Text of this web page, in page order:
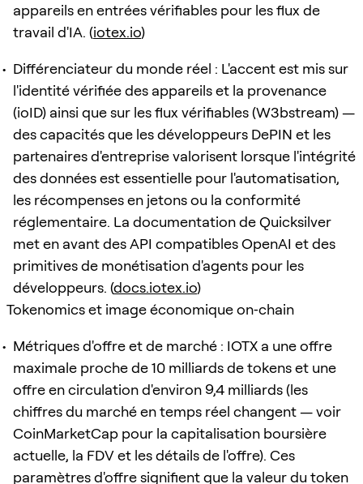
appareils en entrées vérifiables pour les flux de
travail d'IA. (iotex.io)
Différenciateur du monde réel : L'accent est mis sur
l'identité vérifiée des appareils et la provenance
(ioID) ainsi que sur les flux vérifiables (W3bstream) —
des capacités que les développeurs DePIN et les
partenaires d'entreprise valorisent lorsque l'intégrité
des données est essentielle pour l'automatisation,
les récompenses en jetons ou la conformité
réglementaire. La documentation de Quicksilver
met en avant des API compatibles OpenAI et des
primitives de monétisation d'agents pour les
développeurs. (docs.iotex.io)
Tokenomics et image économique on‑chain
Métriques d'offre et de marché : IOTX a une offre
maximale proche de 10 milliards de tokens et une
offre en circulation d'environ 9,4 milliards (les
chiffres du marché en temps réel changent — voir
CoinMarketCap pour la capitalisation boursière
actuelle, la FDV et les détails de l'offre). Ces
paramètres d'offre signifient que la valeur du token